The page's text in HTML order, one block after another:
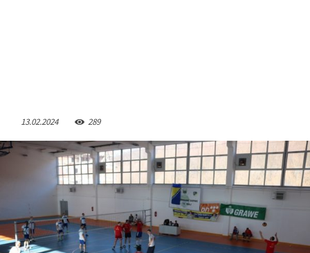
13.02.2024 289